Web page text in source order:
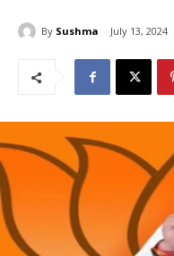
By Sushma July 13, 2024